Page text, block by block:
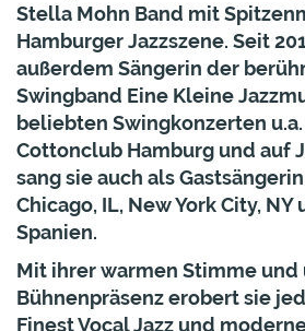
Stella Mohn Band mit
Hamburger Jazzszene. Seit
außerdem Sängerin der
Swingband Eine Kleine
beliebten Swingkonzerten
Cottonclub Hamburg und auf
sang sie auch als
Chicago, IL, New York City, NY
Spanien.
Mit ihrer warmen Stimme
Bühnenpräsenz erobert sie
Finest Vocal Jazz und